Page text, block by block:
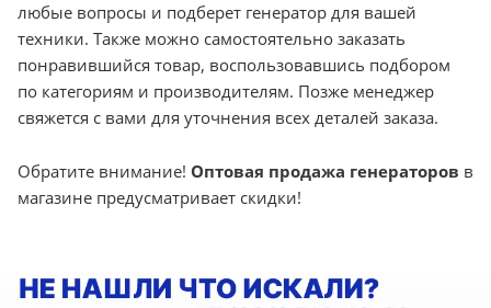
любые вопросы и подберет генератор для вашей
техники. Также можно самостоятельно заказать
понравившийся товар, воспользовавшись подбором
по категориям и производителям. Позже менеджер
свяжется с вами для уточнения всех деталей заказа.
Обратите внимание! Оптовая продажа генераторов в
магазине предусматривает скидки!